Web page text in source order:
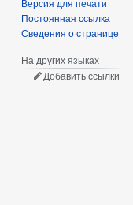
Версия для печати
Постоянная ссылка
Сведения о странице
На других языках
Добавить ссылки